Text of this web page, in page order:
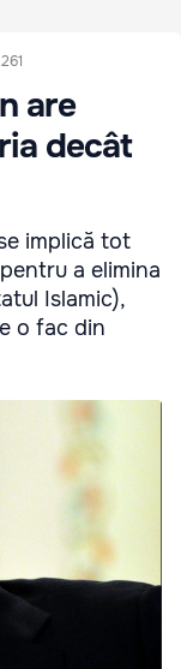
are
decât
implică tot
a elimina
Islamic),
o fac din